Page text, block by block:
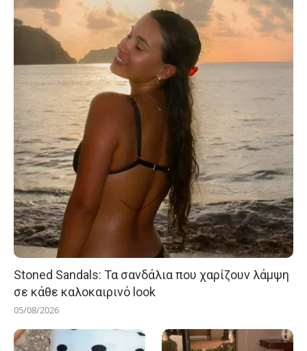
Stoned Sandals: Τα σανδάλια που χαρίζουν λάμψη
σε κάθε καλοκαιρινό look
05/08/2026